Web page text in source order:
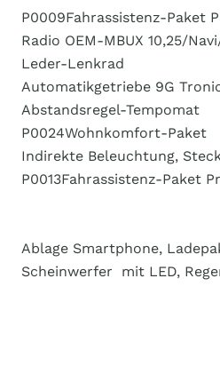
P0009​​​Fahrassistenz-Paket
​​​Radio OEM-MBUX 10,25/
​​​Leder-Lenkrad
​​​Automatikgetriebe 9G
​​​Abstandsregel-Tempomat
P0024​​​Wohnkomfort-Paket
​​​Indirekte Beleuchtung,
P0013​​​Fahrassistenz-Paket
​​​Ablage Smartphone,
Scheinwerfer ​​ mit LED,